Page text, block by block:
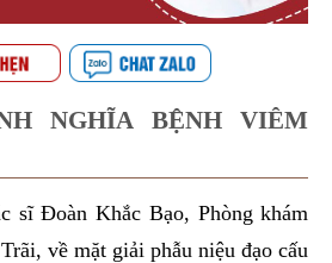
NGHĨA BỆNH VIÊM
sĩ Đoàn Khắc Bạo, Phòng khám
về mặt giải phẫu niệu đạo cấu